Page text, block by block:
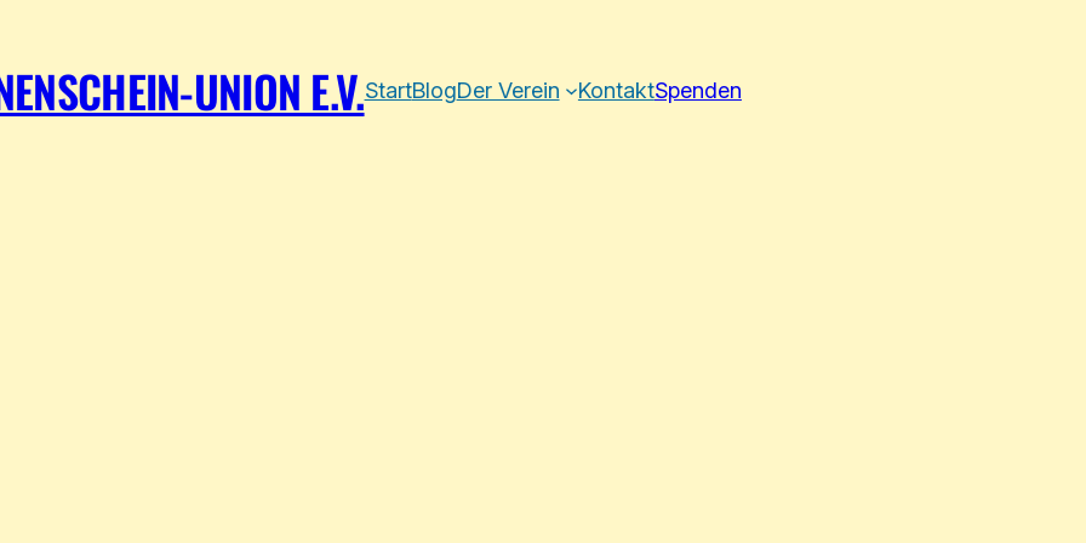
UNION E.V.StartBlogDer Verein KontaktSpenden